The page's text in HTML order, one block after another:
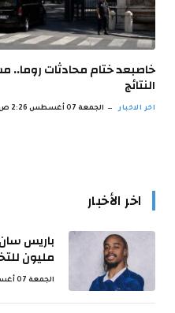
خاصبعد ختام محادثات
النتائج
اخر الاخبار الجمعة 07 أغسطس 2:26 ص
اخر الأخبار
مليون
الجمعة 07 أغسطس 5:55 ص